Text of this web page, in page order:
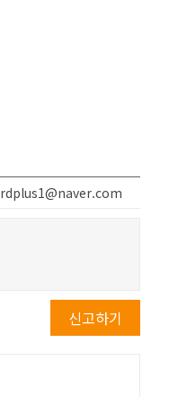
rdplus1@naver.com
신고하기